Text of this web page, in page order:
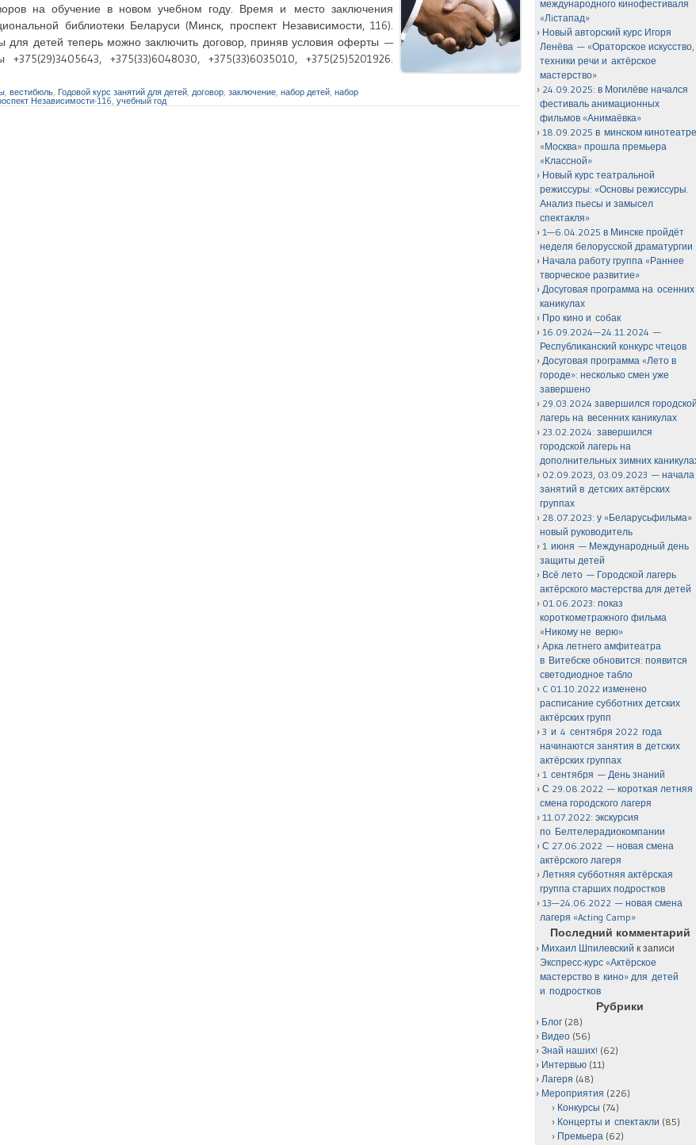
на обучение в новом учебном году. Время и место заключения
библиотеки Беларуси (Минск, проспект Независимости, 116).
для детей теперь можно заключить договор, приняв условия оферты —
+375(33)6048030, +375(33)6035010, +375(25)5201926.
вестибюль Годовой курс занятий для детей договор заключение набор детей набор
Независимости-116 учебный год
международного кинофестиваля
«Лiстапад»
Новый авторский курс Игоря
Ленёва — «Ораторское искусство,
техники речи и актёрское
мастерство»
24.09.2025: в Могилёве начался
фестиваль анимационных
фильмов «Анимаёвка»
18.09.2025 в минском
«Москва» прошла премьера
«Классной»
Новый курс театральной
режиссуры: «Основы режиссуры.
Анализ пьесы и замысел
спектакля»
1—6.04.2025 в Минске пройдёт
неделя белорусской драматургии
Начала работу группа «Раннее
творческое развитие»
Досуговая программа на осенних
каникулах
Про кино и собак
16.09.2024—24.11.2024 —
Республиканский конкурс чтецов
Досуговая программа «Лето в
городе»: несколько смен уже
завершено
29.03.2024 завершился
лагерь на весенних каникулах
23.02.2024: завершился
городской лагерь на
дополнительных зимних
02.09.2023, 03.09.2023 — начала
занятий в детских актёрских
группах
28.07.2023: у «Беларусьфильма»
новый руководитель
1 июня — Международный день
защиты детей
Всё лето — Городской лагерь
актёрского мастерства для детей
01.06.2023: показ
короткометражного фильма
«Никому не верю»
Арка летнего амфитеатра
в Витебске обновится: появится
светодиодное табло
C 01.10.2022 изменено
расписание субботних детских
актёрских групп
3 и 4 сентября 2022 года
начинаются занятия в детских
актёрских группах
1 сентября — День знаний
С 29.08.2022 — короткая летняя
смена городского лагеря
11.07.2022: экскурсия
по Белтелерадиокомпании
С 27.06.2022 — новая смена
актёрского лагеря
Летняя субботняя актёрская
группа старших подростков
13—24.06.2022 — новая смена
лагеря «Acting Camp»
Последний комментарий
Михаил Шпилевский к записи
Экспресс-курс «Актёрское
мастерство в кино» для детей
и подростков
Рубрики
Блог (28)
Видео (56)
Знай наших! (62)
Интервью (11)
Лагеря (48)
Мероприятия (226)
Конкурсы (74)
Концерты и спектакли (85)
Премьера (62)